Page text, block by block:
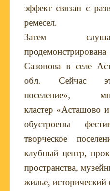
эффект связан с
ремесел.
Затем
продемонстрирована
Сазонова в селе
обл. Сейчас
поселение»,
кластер «Асташово
обустроены
творческое
клубный центр,
пространства,
жилье, исторический